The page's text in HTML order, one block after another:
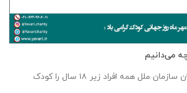
می‌دانیم
پیمان‌نامه‌ حقوق کودکان سازمان ملل همه‌ افراد زیر ۱۸ سال را کودک